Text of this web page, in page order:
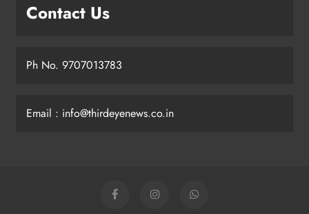
Contact Us
Ph No. 9707013783
Email : info@thirdeyenews.co.in